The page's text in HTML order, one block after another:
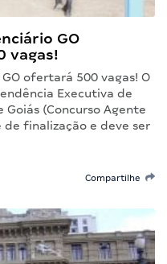
GO
vagas!
ofertará 500 vagas! O
Executiva de
(Concurso Agente
de finalização e deve ser
Compartilhe